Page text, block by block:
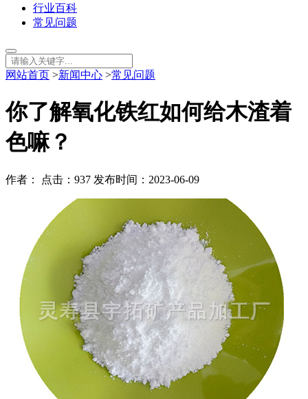
行业百科
常见问题
网站首页 >新闻中心 >常见问题
你了解氧化铁红如何给木渣着
色嘛？
作者： 点击：937 发布时间：2023-06-09